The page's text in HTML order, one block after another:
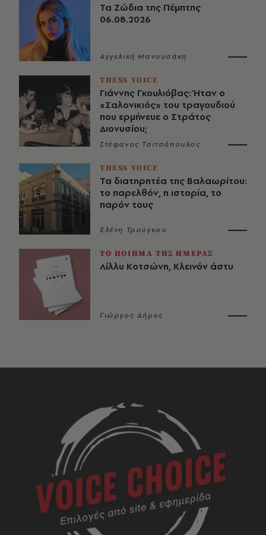
Τα Ζώδια της Πέμπτης
06.08.2026
Αγγελική Μανουσάκη
THESS VOICE
Γιάννης Γκουλιόβας: Ήταν ο
«Σαλονικιός» του τραγουδιού
που ερμήνευε ο Στράτος
Διονυσίου;
Στέφανος Τσιτσόπουλος
THESS VOICE
Τα διατηρητέα της Βαλαωρίτου:
το παρελθόν, η ιστορία, το
παρόν τους
Ελένη Τρούγκου
ΤΟ ΠΟΙΗΜΑ ΤΗΣ ΗΜΕΡΑΣ
Λίλλυ Κοτσώνη, Κλεινόν άστυ
Γιώργος Δήμος